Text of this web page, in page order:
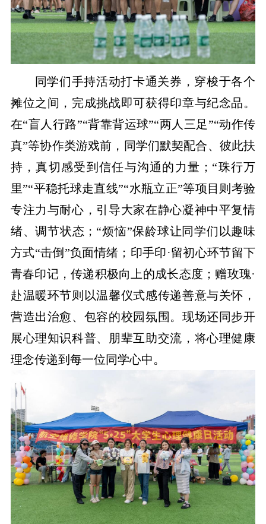
同学们手持活动打卡通关券，穿梭于各个
摊位之间，完成挑战即可获得印章与纪念品。
在“盲人行路”“背靠背运球”“两人三足”“动作传
真”等协作类游戏前，同学们默契配合、彼此扶
持，真切感受到信任与沟通的力量；“珠行万
里”“平稳托球走直线”“水瓶立正”等项目则考验
专注力与耐心，引导大家在静心凝神中平复情
绪、调节状态；“烦恼”保龄球让同学们以趣味
方式“击倒”负面情绪；印手印·留初心环节留下
青春印记，传递积极向上的成长态度；赠玫瑰·
赴温暖环节则以温馨仪式感传递善意与关怀，
营造出治愈、包容的校园氛围。现场还同步开
展心理知识科普、朋辈互助交流，将心理健康
理念传递到每一位同学心中。